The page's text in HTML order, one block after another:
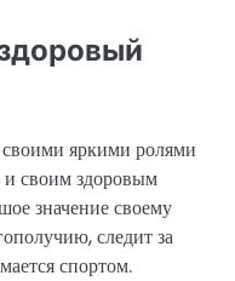
яркими ролями
и своим здоровым
значение своему
следит за
спортом.